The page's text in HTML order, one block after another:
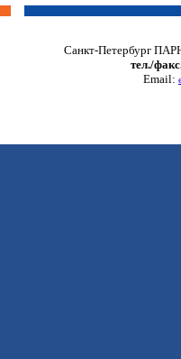
Санкт-Петербург
тел./
Email: